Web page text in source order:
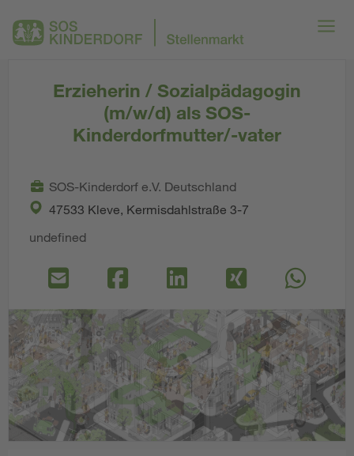
Erzieherin / Sozialpädagogin
(m/w/d) als SOS-
Kinderdorfmutter/-vater
SOS-Kinderdorf e.V. Deutschland
47533 Kleve, Kermisdahlstraße 3-7
undefined